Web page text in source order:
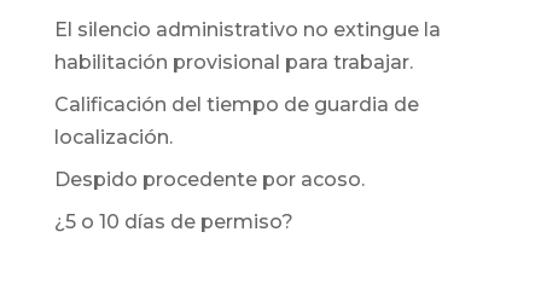
El silencio administrativo no extingue la
habilitación provisional para trabajar.
Calificación del tiempo de guardia de
localización.
Despido procedente por acoso.
¿5 o 10 días de permiso?